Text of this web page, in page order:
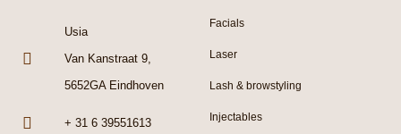
Usia
Van Kanstraat 9,
5652GA Eindhoven
+ 31 6 39551613
Facials
Laser
Lash & browstyling
Injectables